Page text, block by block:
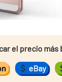
el precio más
eBay